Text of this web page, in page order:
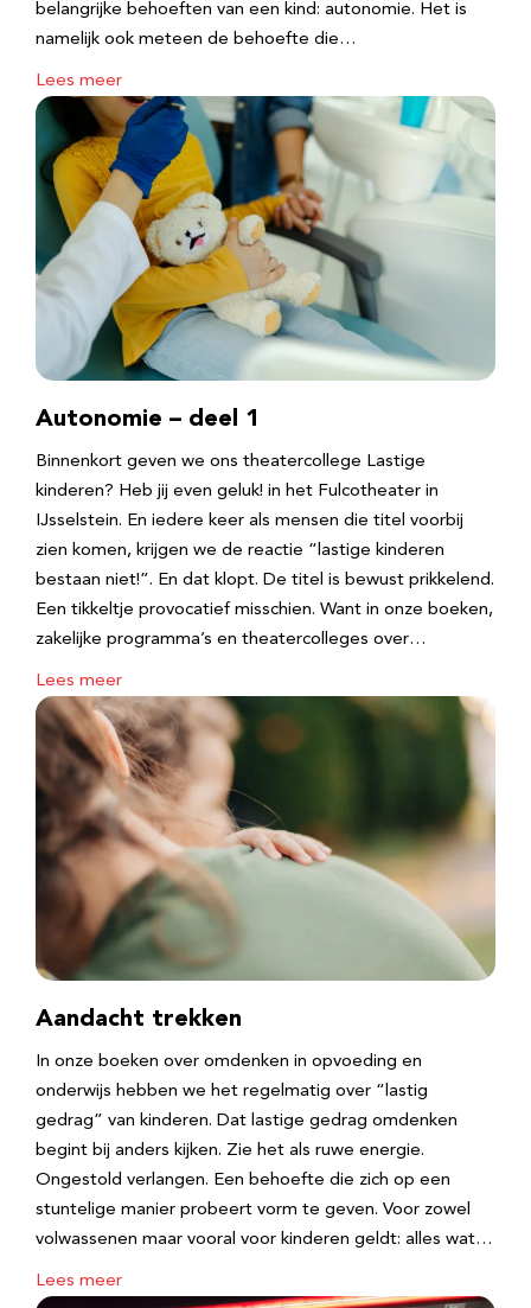
belangrijke behoeften van een kind: autonomie. Het is
namelijk ook meteen de behoefte die…
Lees meer
Autonomie – deel 1
Binnenkort geven we ons theatercollege Lastige
kinderen? Heb jij even geluk! in het Fulcotheater in
IJsselstein. En iedere keer als mensen die titel voorbij
zien komen, krijgen we de reactie “lastige kinderen
bestaan niet!”. En dat klopt. De titel is bewust prikkelend.
Een tikkeltje provocatief misschien. Want in onze boeken,
zakelijke programma’s en theatercolleges over…
Lees meer
Aandacht trekken
In onze boeken over omdenken in opvoeding en
onderwijs hebben we het regelmatig over “lastig
gedrag” van kinderen. Dat lastige gedrag omdenken
begint bij anders kijken. Zie het als ruwe energie.
Ongestold verlangen. Een behoefte die zich op een
stuntelige manier probeert vorm te geven. Voor zowel
volwassenen maar vooral voor kinderen geldt: alles wat…
Lees meer